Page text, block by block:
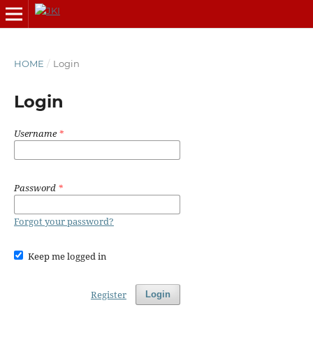
HOME / Login
Login
Username*
Password *
Forgot your password?
Keep me logged in
Login
Register